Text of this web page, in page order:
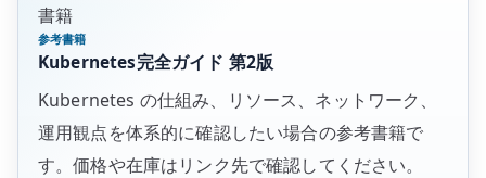
書籍
参考書籍
Kubernetes完全ガイド 第2版
Kubernetes の仕組み、リソース、ネットワーク、
運用観点を体系的に確認したい場合の参考書籍で
す。価格や在庫はリンク先で確認してください。